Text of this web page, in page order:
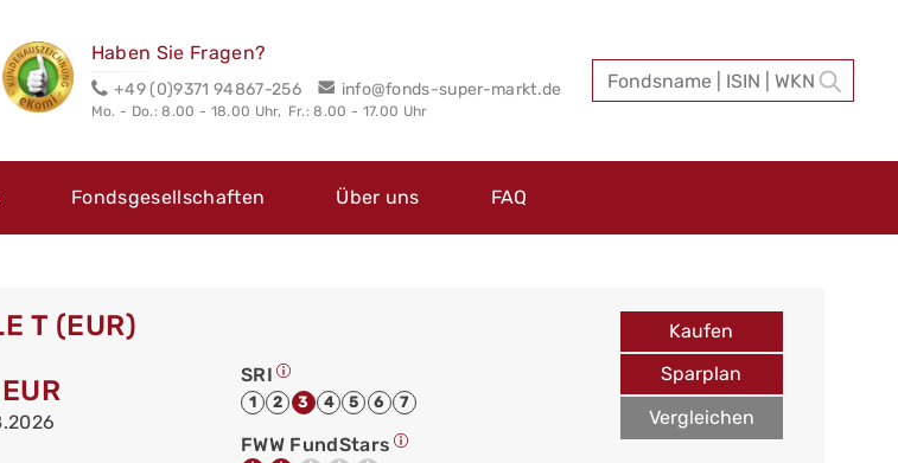
Haben Sie Fragen?
+49 (0)9371 94867-256 info@fonds-super-markt.de
Mo. - Do.: 8.00 - 18.00 Uhr, Fr.: 8.00 - 17.00 Uhr
Fondsgesellschaften Über uns FAQ
T (EUR)
SRI
1 2 3 4 5 6 7
FWW FundStars
Kaufen
Sparplan
Vergleichen